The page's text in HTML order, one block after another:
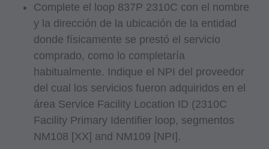
Complete el loop 837P 2310C con el nombre
y la dirección de la ubicación de la entidad
donde físicamente se prestó el servicio
comprado, como lo completaría
habitualmente. Indique el NPI del proveedor
del cual los servicios fueron adquiridos en el
área Service Facility Location ID (2310C
Facility Primary Identifier loop, segmentos
NM108 [XX] and NM109 [NPI].